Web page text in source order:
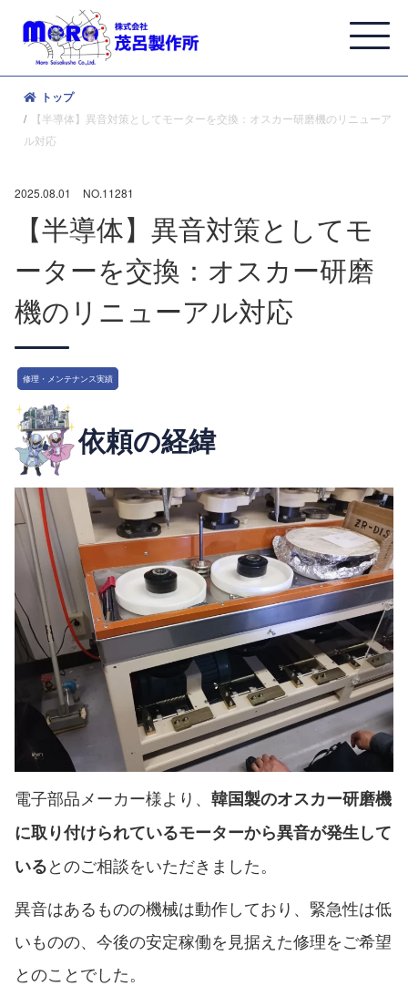
トップ
【半導体】異音対策としてモーターを交換：オスカー研磨機のリニューア
ル対応
2025.08.01 NO.11281
【半導体】異音対策としてモ
ーターを交換：オスカー研磨
機のリニューアル対応
修理・メンテナンス実績
依頼の経緯
電子部品メーカー様より、 韓国製のオスカー研磨機
に取り付けられているモーターから異音が発生して
いるとのご相談をいただきました。
異音はあるものの機械は動作しており、緊急性は低
いものの、今後の安定稼働を見据えた修理をご希望
とのことでした。